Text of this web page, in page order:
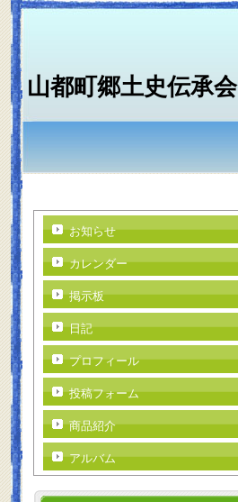
山都町郷土史伝承会
お知らせ
カレンダー
掲示板
日記
プロフィール
投稿フォーム
商品紹介
アルバム